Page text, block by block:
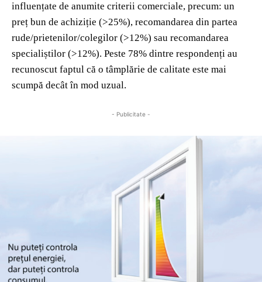
influențate de anumite criterii comerciale, precum: un
preț bun de achiziție (>25%), recomandarea din partea
rude/prietenilor/colegilor (>12%) sau recomandarea
specialiștilor (>12%). Peste 78% dintre respondenți au
recunoscut faptul că o tâmplărie de calitate este mai
scumpă decât în mod uzual.
- Publicitate -